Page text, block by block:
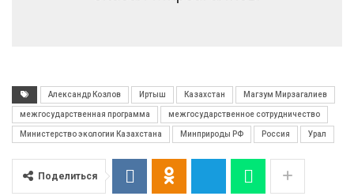
Александр Козлов Иртыш Казахстан Магзум Мирзагалиев
межгосударственная программа межгосударственное сотрудничество
Министерство экологии Казахстана Минприроды РФ Россия Урал
Поделиться